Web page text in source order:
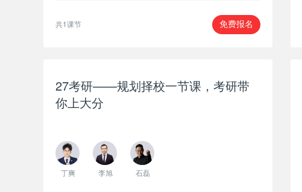
共1课节 免费报名
27考研——规划择校一节课，考研带
你上大分
丁爽 李旭 石磊